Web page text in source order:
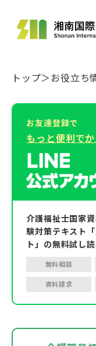
トップ お役立ち
お友達登録で
もっと便利でか
介護福祉士国家
験対策テキスト
ト」の無料試し
無料相談
資料請求